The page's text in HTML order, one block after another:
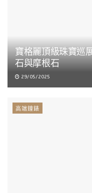
寶格麗頂級珠寶巡
石與摩根石
29/05/2025
高端鐘錶